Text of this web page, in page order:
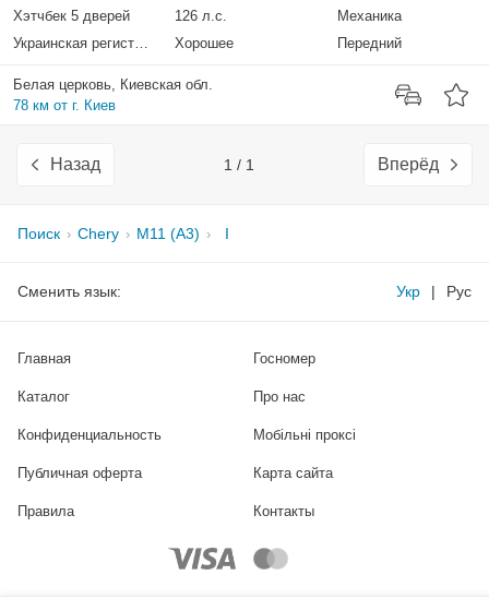
Хэтчбек 5 дверей
126 л.с.
Механика
Украинская регистрация
Хорошее Передний
Белая церковь, Киевская обл.
78 км от г. Киев
Назад 1 / 1 Вперёд
Поиск Chery M11 (A3) I
Сменить язык: Укр | Рус
Главная
Каталог
Госномер
Про нас
Конфиденциальность Мобільні проксі
Публичная оферта Карта сайта
Правила Контакты